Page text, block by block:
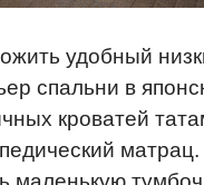
удобный
спальни в
кроватей
матрац.